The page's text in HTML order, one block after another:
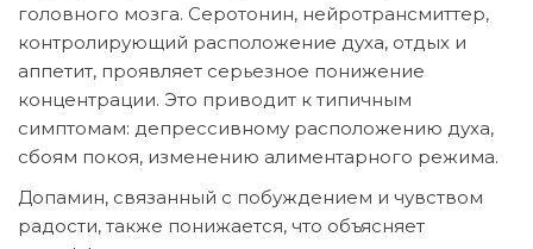
головного мозга. Серотонин, нейротрансмиттер,
контролирующий расположение духа, отдых и
аппетит, проявляет серьезное понижение
концентрации. Это приводит к типичным
симптомам: депрессивному расположению духа,
сбоям покоя, изменению алиментарного режима.
Допамин, связанный с побуждением и чувством
радости, также понижается, что объясняет